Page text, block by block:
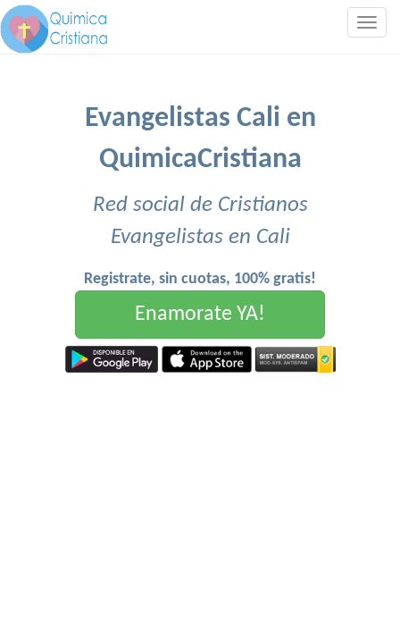
Evangelistas Cali en
QuimicaCristiana
Red social de Cristianos
Evangelistas en Cali
Registrate, sin cuotas, 100% gratis!
Enamorate YA!